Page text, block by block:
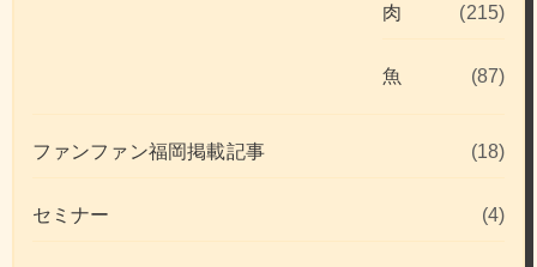
肉 (215)
魚 (87)
ファンファン福岡掲載記事 (18)
セミナー (4)